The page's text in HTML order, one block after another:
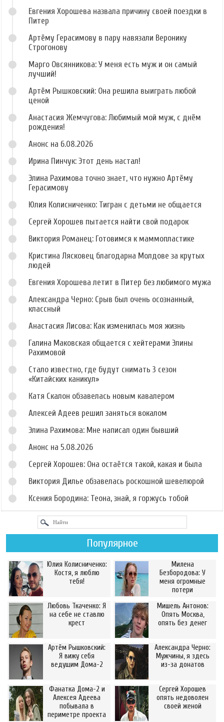
Евгения Хорошева назвала причину своей поездки в
Питер
Артёму Герасимову в пару навязали Веронику
Строгонову
Марго Овсянникова: У меня есть муж и он самый
лучший!
Артём Рышковский: Она решила выиграть любой
ценой
Анастасия Жемчугова: Любимый мой муж, с днём
рождения!
Анонс на 6.08.2026
Ирина Пинчук: Этот день настал!
Элина Рахимова точно знает, что нужно Артёму
Герасимову
Юлия Колисниченко: Тигран с детьми не общается
Сергей Хорошев пытается найти свой подарок
Виктория Романец: Готовимся к маммопластике
Кристина Лясковец благодарна Молдове за крутых
людей
Евгения Хорошева летит в Питер без любимого мужа
Александра Черно: Срыв был очень осознанный,
классный
Анастасия Лисова: Как изменилась моя жизнь
Галина Маковская общается с хейтерами Элины
Рахимовой
Стало известно, где будут снимать 3 сезон
«Китайских каникул»
Катя Скалон обзавелась новым кавалером
Алексей Адеев решил заняться вокалом
Элина Рахимова: Мне написал один бывший
Анонс на 5.08.2026
Сергей Хорошев: Она остаётся такой, какая и была
Виктория Дилье обзавелась роскошной шевелюрой
Ксения Бородина: Теона, знай, я горжусь тобой
Популярное
Юлия Колисниченко:
Костя, я люблю
тебя!
Милена
Безбородова: У
меня огромные
потери
Любовь Ткаченко: Я
на себе не ставлю
крест
Мишель Антонов:
Опять Москва,
опять без денег
Артём Рышковский:
Я вижу себя
ведущим Дома-2
Александра Черно:
Мужчины, я здесь
из-за донатов
Фанатка Дома-2 и
Алексея Адеева
побывала в
периметре проекта
Сергей Хорошев
опять недоволен
своей женой